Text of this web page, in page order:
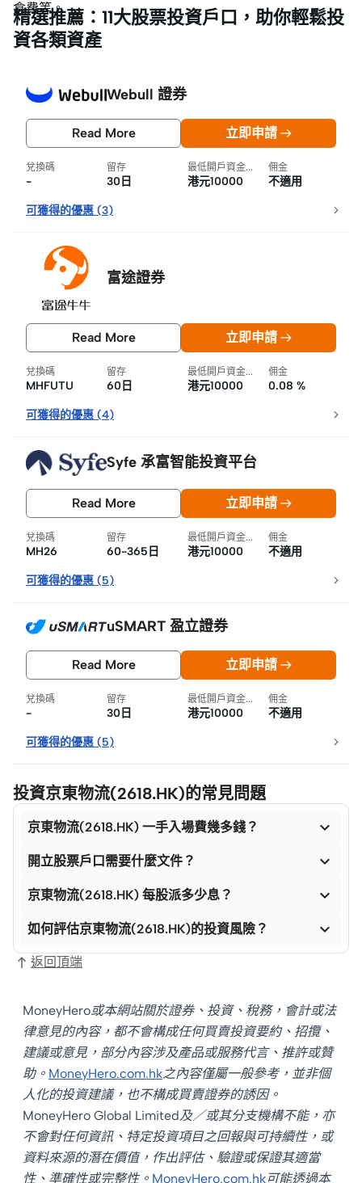
倉費等。
精選推薦：11大股票投資戶口，助你輕鬆投
資各類資產
Webull 證券
Read More 立即申請
兌換碼
-
留存
30日
最低開戶資金要求
港元10000
佣金
不適用
可獲得的優惠 (3)
富途證券
Read More 立即申請
兌換碼
MHFUTU
留存
60日
最低開戶資金要求
港元10000
佣金
0.08 %
可獲得的優惠 (4)
Syfe 承富智能投資平台
Read More 立即申請
兌換碼
MH26
留存
60-365日
最低開戶資金要求
港元10000
佣金
不適用
可獲得的優惠 (5)
uSMART 盈立證券
Read More 立即申請
兌換碼
-
留存
30日
最低開戶資金要求
港元10000
佣金
不適用
可獲得的優惠 (5)
投資京東物流(2618.HK)的常見問題
京東物流(2618.HK) 一手入場費幾多錢？ 
開立股票戶口需要什麼文件？ 
京東物流(2618.HK) 每股派多少息？ 
如何評估京東物流(2618.HK)的投資風險？ 
返回頂端
MoneyHero或本網站關於證券、投資、稅務，會計或法
律意見的內容，都不會構成任何買賣投資要約、招攬、
建議或意見，部分內容涉及產品或服務代言、推許或贊
助。 MoneyHero.com.hk之內容僅屬一般參考，並非個
人化的投資建議，也不構成買賣證券的誘因。
MoneyHero Global Limited及／或其分支機構不能，亦
不會對任何資訊、特定投資項目之回報與可持續性，或
資料來源的潛在價值，作出評估、驗證或保證其適當
性、準確性或完整性。 MoneyHero.com.hk可能透過本